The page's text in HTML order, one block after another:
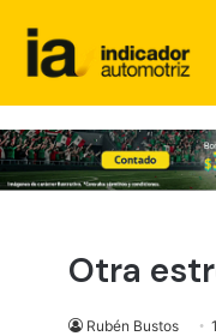
Otra
Rubén Bustos